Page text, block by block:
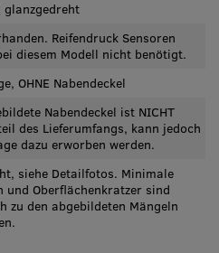
glanzgedreht
Reifendruck Sensoren
diesem Modell nicht benötigt.
OHNE Nabendeckel
Nabendeckel ist NICHT
des Lieferumfangs, kann jedoch
dazu erworben werden.
siehe Detailfotos. Minimale
und Oberflächenkratzer sind
zu den abgebildeten Mängeln